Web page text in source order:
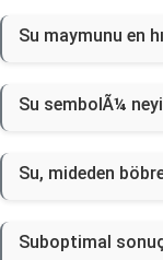
Su maymunu en
Su sembolÃ¼
Su, mideden
Suboptimal